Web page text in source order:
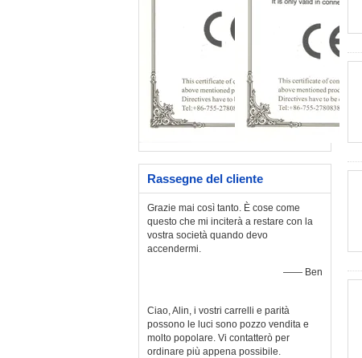
Rassegne del cliente
Grazie mai così tanto. È cose come
questo che mi inciterà a restare con la
vostra società quando devo
accendermi.
—— Ben
Ciao, Alin, i vostri carrelli e parità
possono le luci sono pozzo vendita e
molto popolare. Vi contatterò per
ordinare più appena possibile.